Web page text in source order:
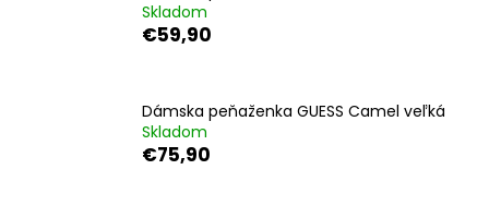
Skladom
€59,90
Dámska peňaženka GUESS Camel veľká
Skladom
€75,90